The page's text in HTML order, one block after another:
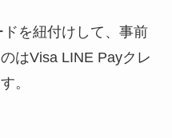
を紐付けして、 事前
はVisa LINE Payクレ
。